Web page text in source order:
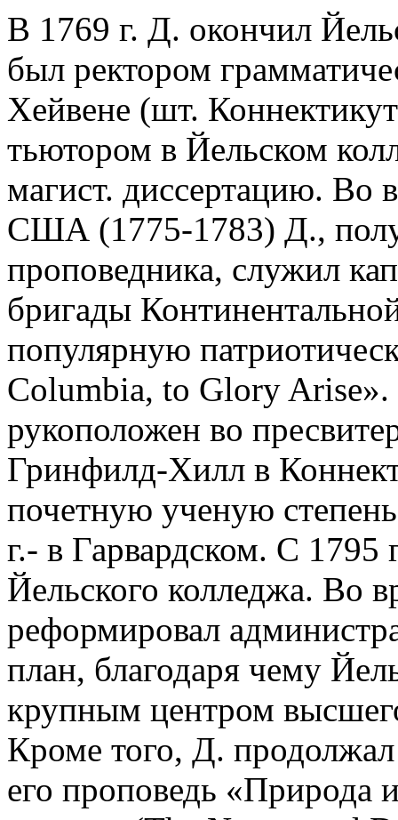
В 1769 г. Д. окончил
был ректором
Хейвене (шт.
тьютором в Йельском
магист. диссертацию. Во
США (1775-1783) Д.,
проповедника, служил
бригады
популярную
Columbia, to Glory
рукоположен во
Гринфилд-Хилл в
почетную ученую
г.- в Гарвардском. С 1795
Йельского колледжа. Во
реформировал
план, благодаря чему
крупным центром
Кроме того, Д. продолжал
его проповедь «Природа